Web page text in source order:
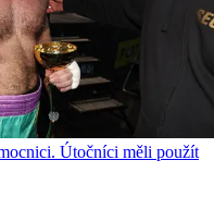
Útočníci měli použít